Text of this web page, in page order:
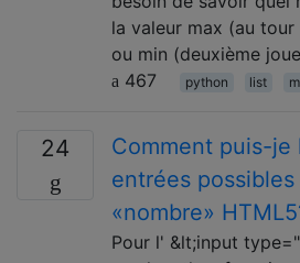
la valeur max (au
ou min (deuxième
467
python list
24
Comment puis-je
entrées
«nombre»
Pour l' &lt;input